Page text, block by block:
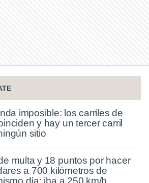
imposible: los carriles de
y hay un tercer carril
sitio
multa y 18 puntos por hacer
a 700 kilómetros de
día: iba a 250 km/h